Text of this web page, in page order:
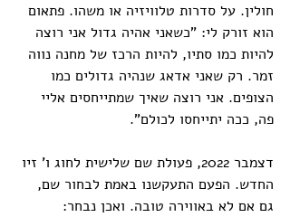
חולין. על סדרות טלוויזיה או משהו. פתאום
הוא זורק לי: "כשאני אהיה גדול אני רוצה
להיות כמו סתיו, להיות הרכז של מחנה נווה
זמר. רק שאני אדאג שנהיה גדולים כמו
הצופים. אני רוצה שאיך שמתייחסים אליי
פה, ככה יתייחסו לכולם".
דצמבר 2022, פעולת שם שלישית לחוג ו' זיו
החדש. הפעם התעקשנו באמת לבחור שם,
גם אם לא באווירה טובה. ואכן נבחר: